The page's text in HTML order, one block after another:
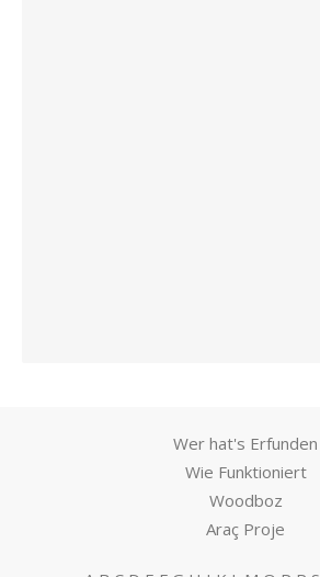
Wer hat's Erfunden
Wie Funktioniert
Woodboz
Araç Proje